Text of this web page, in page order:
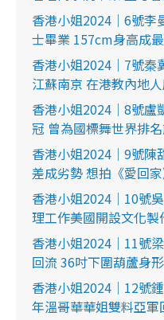
香港小姐2024｜6號李
士畢業 157cm身高成
香港小姐2024｜7號秦
江蘇南京 在港教內地
香港小姐2024｜8號盧
冠 曾為國標舞世界排
香港小姐2024｜9號陳
差成劣勢 想拍《愛回
香港小姐2024｜10號
理工作美國開設文化製
香港小姐2024｜11號
回流 36吋下圍葫蘆身
香港小姐2024｜12號
年溫哥華華姐雙料亞軍